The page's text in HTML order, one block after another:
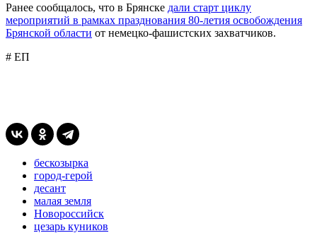
Ранее сообщалось, что в Брянске дали старт циклу
мероприятий в рамках празднования 80-летия освобождения
Брянской области от немецко-фашистских захватчиков.
# ЕП
бескозырка
город-герой
десант
малая земля
Новороссийск
цезарь куников